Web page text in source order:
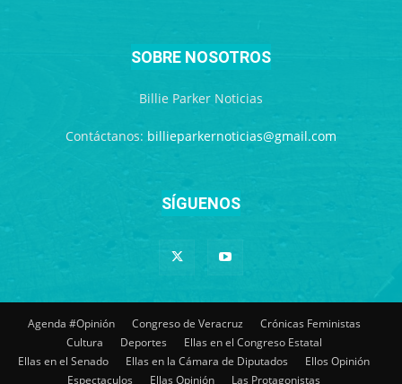
SOBRE NOSOTROS
Billie Parker Noticias
Contáctanos: billieparkernoticias@gmail.com
SÍGUENOS
Agenda #Opinión Congreso de Veracruz
Crónicas Feministas
Cultura
Deportes
Ellas en el Congreso Estatal
Ellas en el Senado
Ellas en la Cámara de Diputados
Ellos Opinión
Espectaculos
Ellas Opinión Las Protagonistas